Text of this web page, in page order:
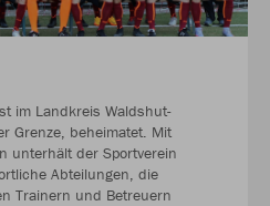
im Landkreis Waldshut-
Grenze, beheimatet. Mit
unterhält der Sportverein
Abteilungen, die
Trainern und Betreuern